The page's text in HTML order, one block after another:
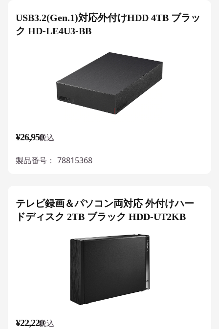
USB3.2(Gen.1)対応外付けHDD 4TB ブラッ
ク HD-LE4U3-BB
¥26,950税込
製品番号： 78815368
テレビ録画＆パソコン両対応 外付けハー
ドディスク 2TB ブラック HDD-UT2KB
¥22,220税込